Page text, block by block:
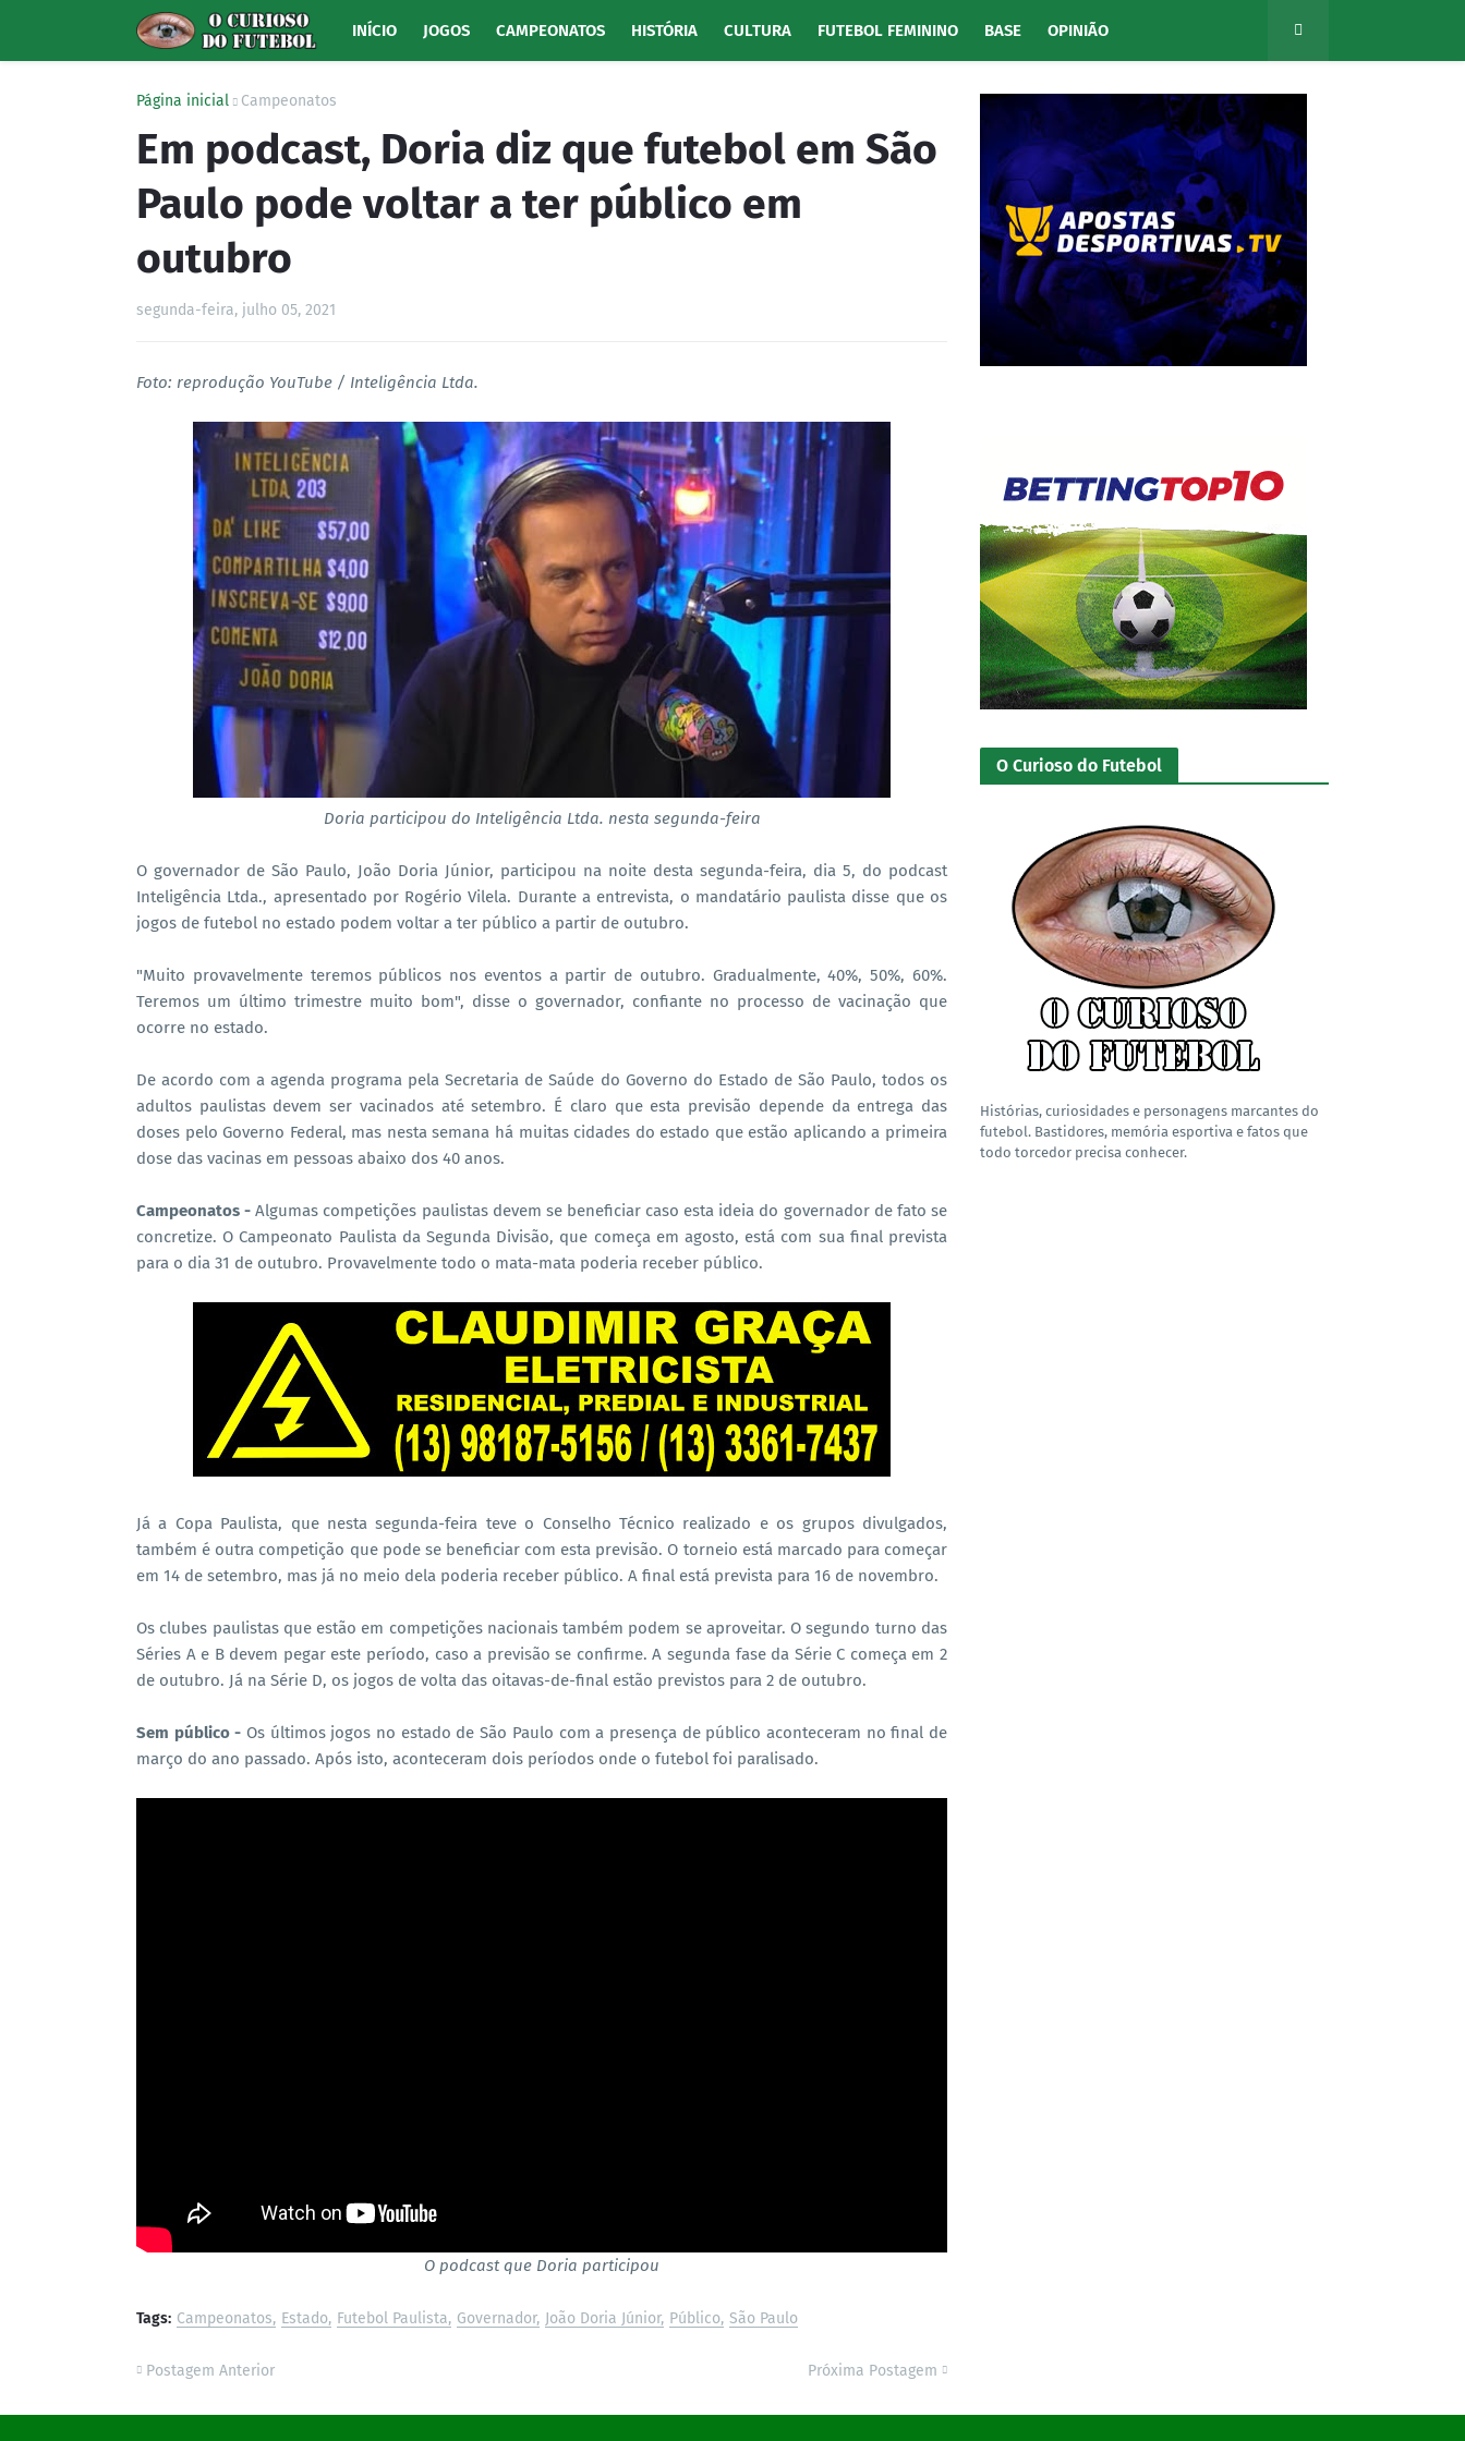
INÍCIO JOGOS CAMPEONATOS HISTÓRIA CULTURA FUTEBOL FEMININO BASE OPINIÃO
Página inicial Campeonatos
Em podcast, Doria diz que futebol em São
Paulo pode voltar a ter público em
outubro
segunda-feira, julho 05, 2021
Foto: reprodução YouTube / Inteligência Ltda.
Doria participou do Inteligência Ltda. nesta segunda-feira
O governador de São Paulo, João Doria Júnior, participou na noite desta segunda-feira, dia 5, do podcast
Inteligência Ltda., apresentado por Rogério Vilela. Durante a entrevista, o mandatário paulista disse que os
jogos de futebol no estado podem voltar a ter público a partir de outubro.
"Muito provavelmente teremos públicos nos eventos a partir de outubro. Gradualmente, 40%, 50%, 60%.
Teremos um último trimestre muito bom", disse o governador, confiante no processo de vacinação que
ocorre no estado.
De acordo com a agenda programa pela Secretaria de Saúde do Governo do Estado de São Paulo, todos os
adultos paulistas devem ser vacinados até setembro. É claro que esta previsão depende da entrega das
doses pelo Governo Federal, mas nesta semana há muitas cidades do estado que estão aplicando a primeira
dose das vacinas em pessoas abaixo dos 40 anos.
Campeonatos -Algumas competições paulistas devem se beneficiar caso esta ideia do governador de fato se
concretize. O Campeonato Paulista da Segunda Divisão, que começa em agosto, está com sua final prevista
para o dia 31 de outubro. Provavelmente todo o mata-mata poderia receber público.
Já a Copa Paulista, que nesta segunda-feira teve o Conselho Técnico realizado e os grupos divulgados,
também é outra competição que pode se beneficiar com esta previsão. O torneio está marcado para começar
em 14 de setembro, mas já no meio dela poderia receber público. A final está prevista para 16 de novembro.
Os clubes paulistas que estão em competições nacionais também podem se aproveitar. O segundo turno das
Séries A e B devem pegar este período, caso a previsão se confirme. A segunda fase da Série C começa em 2
de outubro. Já na Série D, os jogos de volta das oitavas-de-final estão previstos para 2 de outubro.
Sem público - Os últimos jogos no estado de São Paulo com a presença de público aconteceram no final de
março do ano passado. Após isto, aconteceram dois períodos onde o futebol foi paralisado.
O podcast que Doria participou
Tags: Campeonatos Estado Futebol Paulista Governador João Doria Júnior Público São Paulo
Postagem Anterior Próxima Postagem
O Curioso do Futebol
Histórias, curiosidades e personagens marcantes do
futebol. Bastidores, memória esportiva e fatos que
todo torcedor precisa conhecer.